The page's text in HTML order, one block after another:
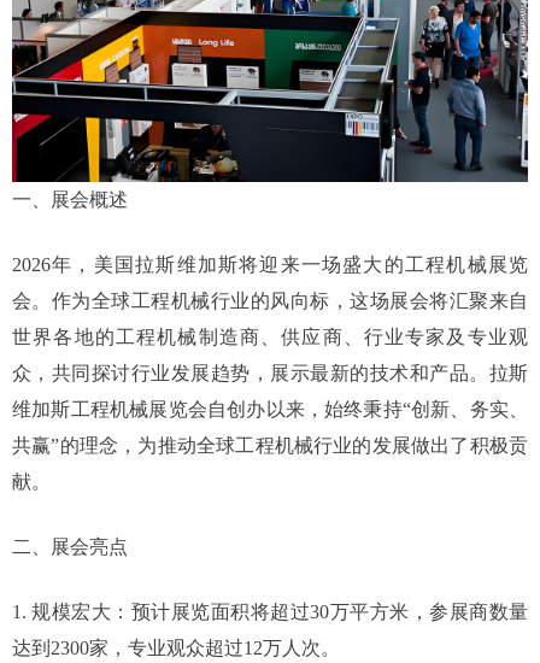
一、展会概述
2026年，美国拉斯维加斯将迎来一场盛大的工程机械展览
会。作为全球工程机械行业的风向标，这场展会将汇聚来自
世界各地的工程机械制造商、供应商、行业专家及专业观
众，共同探讨行业发展趋势，展示最新的技术和产品。拉斯
维加斯工程机械展览会自创办以来，始终秉持“创新、务实、
共赢”的理念，为推动全球工程机械行业的发展做出了积极贡
献。
二、展会亮点
1. 规模宏大：预计展览面积将超过30万平方米，参展商数量
达到2300家，专业观众超过12万人次。